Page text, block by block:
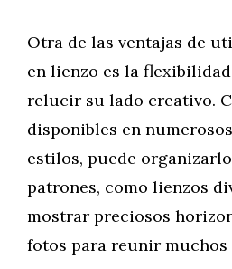
Otra de las ventajas de
en lienzo es la
relucir su lado creativo.
disponibles en
estilos, puede
patrones, como lienzos
mostrar preciosos
fotos para reunir muchos